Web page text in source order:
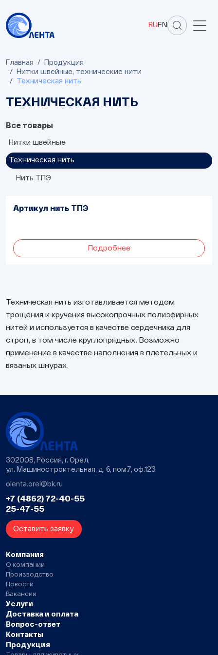
RU EN
Главная
Продукция
Нитки швейные, технические нити
Техническая нить
ТЕХНИЧЕСКАЯ НИТЬ
Все товары
Нитки швейные
SWT-350
SWT-170
Техническая нить
Нить ТПЭ
Артикул нить ТПЭ
Подробнее
Техническая нить изготавливается методом
трощения и кручения высокопрочных полиэфирных
нитей и используется в качестве сердечника для
строп, в том числе круглопрядных. Возможно
применение в качестве наполнения в плетельных и
вязаных шнурах.
302008, Россия, г. Орел,
ул. Машиностроительная, д. 6, пом.7, оф.123
olenta.orel@bk.ru
+7 (4862) 72-40-55
25-47-55
Оставить заявку
Компания
О компании
Производство
Новости
Вакансии
Услуги
Доставка и оплата
Вопрос-ответ
Контакты
Продукция